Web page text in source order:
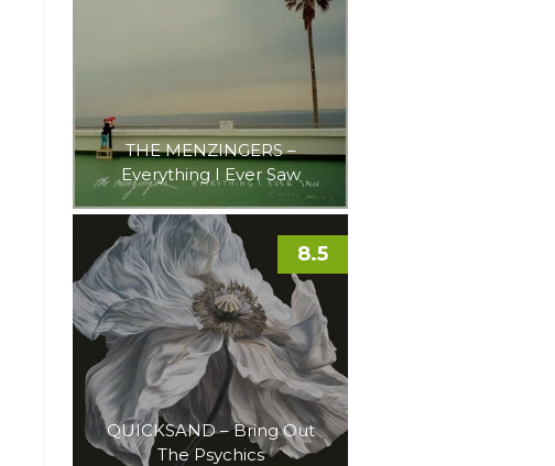
THE MENZINGERS –
Everything I Ever Saw
QUICKSAND – Bring Out
The Psychics
8.5